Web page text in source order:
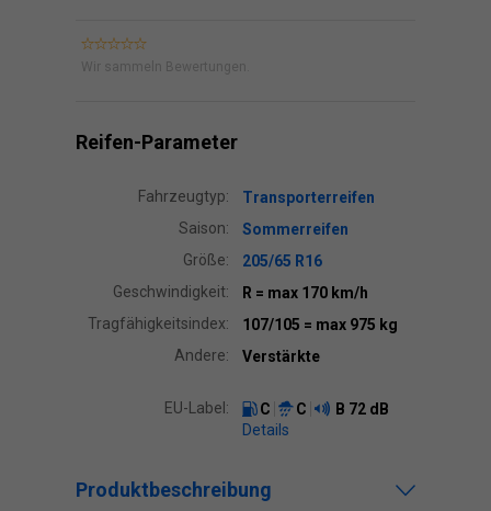
Wir sammeln Bewertungen.
Reifen-Parameter
Fahrzeugtyp:
Transporterreifen
Saison:
Sommerreifen
Größe:
205/65 R16
Geschwindigkeit:
R = max 170 km/h
Tragfähigkeitsindex:
107/105 = max 975 kg
Andere:
Verstärkte
EU-Label: C C B 72 dB
Details
Produktbeschreibung